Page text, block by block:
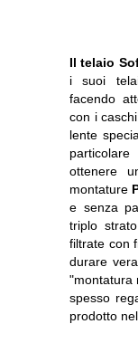
Il telaio
i suoi
facendo
con i
lente
ottenere
montature
e senza
triplo
filtrate con
durare
"montatura
spesso
prodotto